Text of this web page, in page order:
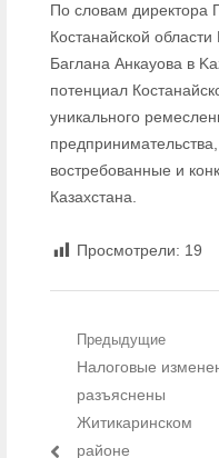
По словам директора
Костанайской
Баглана Анкауова в
потенциал
уникального
востребованные и
Казахстана.
Просмотрели: 19
Навигация
Предыдущие
Предыдущий пост:
Налоговые
разъяснены
Житикаринском
районе